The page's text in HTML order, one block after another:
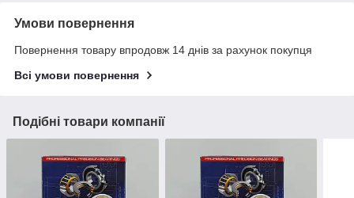
Умови повернення
Повернення товару впродовж 14 днів за рахунок покупця
Всі умови повернення
Подібні товари компанії